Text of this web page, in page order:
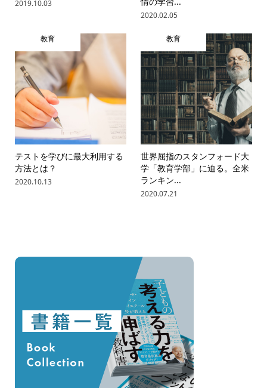
2019.10.03
2020.02.05
教育
テストを学びに最大利用する
方法とは？
2020.10.13
教育
世界屈指のスタンフォード大
学「教育学部」に迫る。全米
ランキン...
2020.07.21